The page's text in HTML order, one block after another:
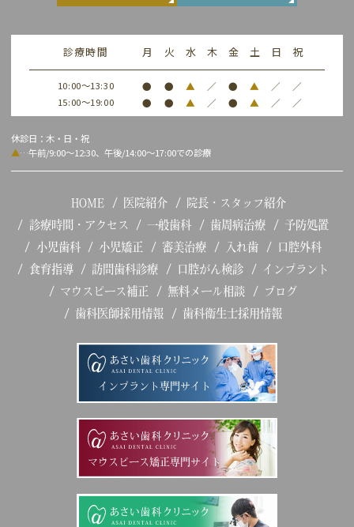
診療時間 月 火 水 木 金 土 日 祝
10:00～13:30 ● ● ▲ ／ ● ▲ ／ ／
15:00～19:00 ● ● ▲ ／ ● ▲ ／ ／
休診日：木・日・祝
▲…午前/9:00～12:30、午後/14:00～17:00での診療
HOME 医院紹介
院長・スタッフ紹介
診療時間・アクセス
一般歯科 歯周病治療
予防処置
小児歯科
小児矯正 審美治療 入れ歯
口腔外科
食育指導
訪問歯科診療 口腔がん検診
インプラント
マウスピース補正
無料メール相談
ブログ
歯科医師採用情報
歯科衛生士採用情報
インプラント専門サイト
マウスピース矯正専門サイト